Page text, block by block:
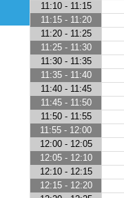
11:10 - 11:15
11:15 - 11:20
11:20 - 11:25
11:25 - 11:30
11:30 - 11:35
11:35 - 11:40
11:40 - 11:45
11:45 - 11:50
11:50 - 11:55
11:55 - 12:00
12:00 - 12:05
12:05 - 12:10
12:10 - 12:15
12:15 - 12:20